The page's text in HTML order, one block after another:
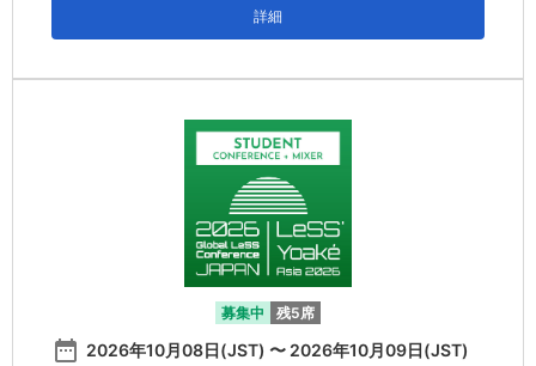
詳細
募集中 残5席
date_range 2026年10月08日(JST) 〜 2026年10月09日(JST)